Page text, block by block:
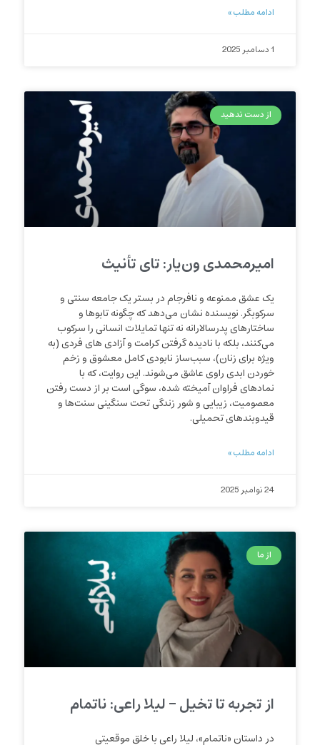
ادامه مطلب »
1 دسامبر 2025
از دست ندهید
امیرمحمدی‌ ون‌‌یار: تای‌ تأنیث
یک عشق ممنوعه و نافرجام در بستر یک جامعه سنتی و
سرکوبگر. نویسنده نشان می‌دهد که چگونه تابوها و
ساختارهای پدرسالارانه نه تنها تمایلات انسانی را سرکوب
می‌کنند، بلکه با نادیده گرفتن کرامت و آزادی های فردی (به
ویژه برای زنان)، سبب‌ساز نابودی کامل معشوق و زخم
خوردن ابدی راوی عاشق می‌شوند. این روایت، که با
نمادهای فراوان آمیخته شده، سوگی است بر از دست رفتن
معصومیت، زیبایی و شور زندگی تحت سنگینی سنت‌ها و
قیدوبندهای تحمیلی.
ادامه مطلب »
24 نوامبر 2025
از ما
از تجربه تا تخیل – لیلا راعی: ناتمام
در داستان «ناتمام»، لیلا راعی با خلق موقعیتی